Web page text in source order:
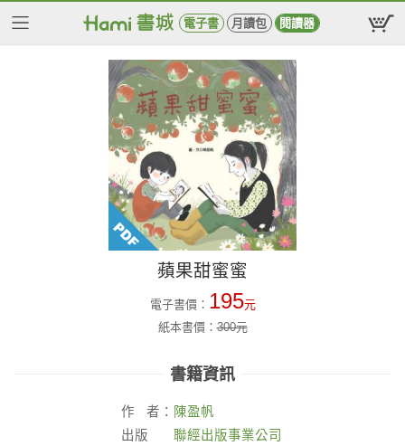
電子書 月讀包 閱讀器
蘋果甜蜜蜜
電子書價： 195元
紙本書價：300元
書籍資訊
作 者： 陳盈帆
出版
聯經出版事業公司